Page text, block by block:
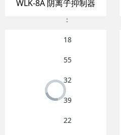
WLK-8A 阴离子抑制器